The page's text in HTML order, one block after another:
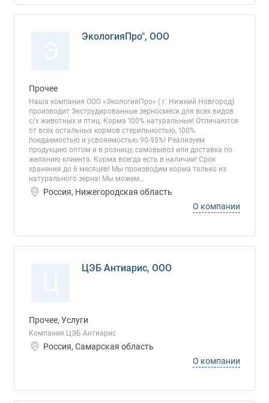
ЭкологияПро", ООО
Прочее
Наша компания ООО «ЭкологияПро» ( г. Нижний Новгород)
производит Экструдированные зерносмеси для всех видов
с/х животных и птиц. Корма 100% натуральные! Отличаются
от всех остальных кормов стерильностью, 100%
поедаемостью и усвояемостью 90-95%! Реализуем
продукцию оптом и в розницу, самовывоз или доставка по
желанию клиента. Корма всегда есть в наличии! Срок
хранения до 6 месяцев! Мы производим корма только из
натурального зерна! Мы можем...
Россия, Нижегородская область
О компании
ЦЭБ Антиарис, ООО
Прочее, Услуги
Компания ЦЭБ Антиарис
Россия, Самарская область
О компании